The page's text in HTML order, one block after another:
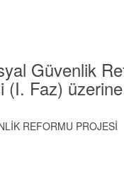
Güvenlik
(I. Faz)
REFORMU PROJESİ